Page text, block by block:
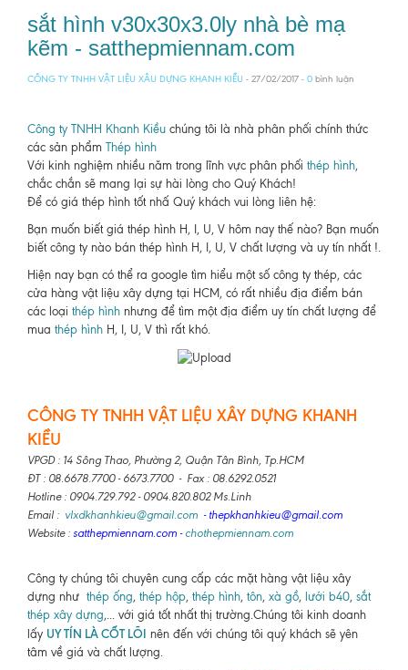
sắt hình v30x30x3.0ly nhà bè mạ
kẽm - satthepmiennam.com
CÔNG TY TNHH VẬT LIỆU XÂU DỰNG KHANH KIỀU - 27/02/2017 - 0 bình luận
Công ty TNHH Khanh Kiều chúng tôi là nhà phân phối chính thức
các sản phẩm Thép hình
Với kinh nghiệm nhiều năm trong lĩnh vực phân phối thép hình,
chắc chắn sẽ mang lại sự hài lòng cho Quý Khách!
Để có giá thép hình tốt nhấ Quý khách vui lòng liên hệ:
Bạn muốn biết giá thép hình H, I, U, V hôm nay thế nào? Bạn muốn
biết công ty nào bán thép hình H, I, U, V chất lượng và uy tín nhất !.
Hiện nay bạn có thể ra google tìm hiểu một số công ty thép, các
cửa hàng vật liệu xây dựng tại HCM, có rất nhiều địa điểm bán
các loại thép hình nhưng để tìm một địa điểm uy tín chất lượng để
mua thép hình H, I, U, V thì rất khó.
CÔNG TY TNHH VẬT LIỆU XÂY DỰNG KHANH
KIỀU
VPGD : 14 Sông Thao, Phường 2, Quận Tân Bình, Tp.HCM
ĐT : 08.6678.7700 - 6673.7700 - Fax : 08.6292.0521
Hotline : 0904.729.792 - 0904.820.802 Ms.Linh
Email : vlxdkhanhkieu@gmail.com - thepkhanhkieu@gmail.com
Website : satthepmiennam.com - chothepmiennam.com
Công ty chúng tôi chuyên cung cấp các mặt hàng vật liệu xây
dựng như thép ống, thép hộp, thép hình, tôn, xà gồ, lưới b40, sắt
thép xây dựng,... với giá tốt nhất thị trường.Chúng tôi kinh doanh
lấy UY TÍN LÀ CỐT LÕI nên đến với chúng tôi quý khách sẽ yên
tâm về giá và chất lượng.